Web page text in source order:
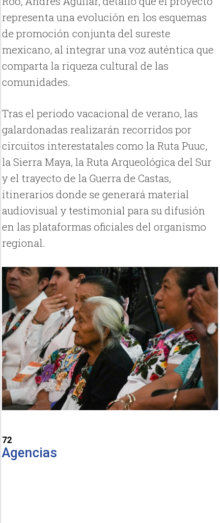
representa una evolución en los esquemas
de promoción conjunta del sureste
mexicano, al integrar una voz auténtica que
comparta la riqueza cultural de las
comunidades.
Tras el periodo vacacional de verano, las
galardonadas realizarán recorridos por
circuitos interestatales como la Ruta Puuc,
la Sierra Maya, la Ruta Arqueológica del Sur
y el trayecto de la Guerra de Castas,
itinerarios donde se generará material
audiovisual y testimonial para su difusión
en las plataformas oficiales del organismo
regional.
72
Agencias